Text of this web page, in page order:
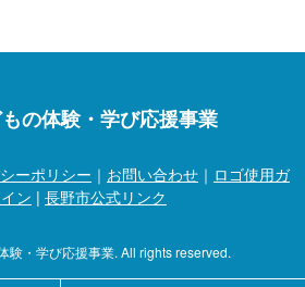
の体験・学び応援事業
ーポリシー ｜ お問い合わせ ｜ ロゴ使用ガ
ン | 長野市公式リンク
験・学び応援事業. All rights reserved.